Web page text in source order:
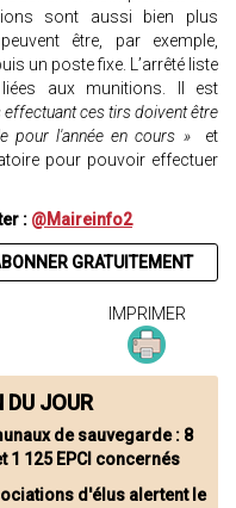
sont aussi bien plus
être, par exemple,
un poste fixe. L’arrêté liste
aux munitions. Il est
effectuant ces tirs doivent être
pour l'année en cours »
et
pour pouvoir effectuer
: @Maireinfo2
GRATUITEMENT
IMPRIMER
JOUR
de sauvegarde : 8
1 125 EPCI concernés
d'élus alertent le